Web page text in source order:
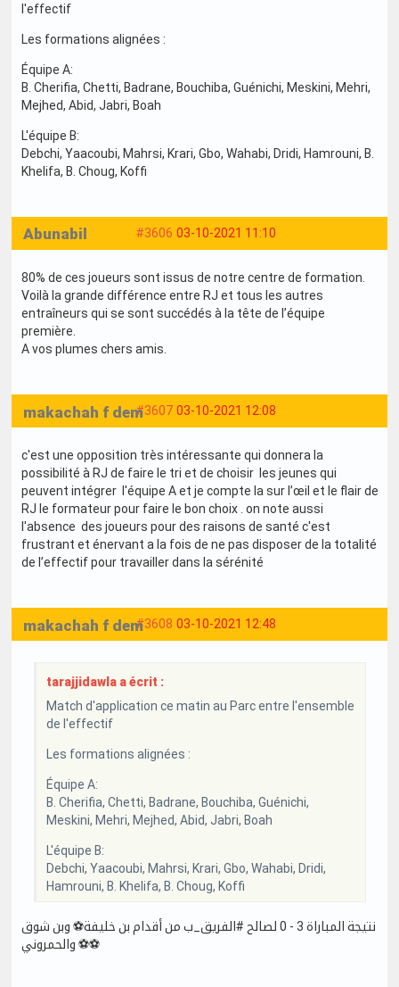
l'effectif
Les formations alignées :
Équipe A:
B. Cherifia, Chetti, Badrane, Bouchiba, Guénichi, Meskini, Mehri,
Mejhed, Abid, Jabri, Boah
L'équipe B:
Debchi, Yaacoubi, Mahrsi, Krari, Gbo, Wahabi, Dridi, Hamrouni, B.
Khelifa, B. Choug, Koffi
#3606 03-10-2021 11:10
Abunabil
80% de ces joueurs sont issus de notre centre de formation.
Voilà la grande différence entre RJ et tous les autres
entraîneurs qui se sont succédés à la tête de l’équipe
première.
A vos plumes chers amis.
#3607 03-10-2021 12:08
makachah f dem
c'est une opposition très intéressante qui donnera la
possibilité à RJ de faire le tri et de choisir les jeunes qui
peuvent intégrer l'équipe A et je compte la sur l’œil et le flair de
RJ le formateur pour faire le bon choix . on note aussi
l'absence des joueurs pour des raisons de santé c'est
frustrant et énervant a la fois de ne pas disposer de la totalité
de l’effectif pour travailler dans la sérénité
#3608 03-10-2021 12:48
makachah f dem
tarajjidawla a écrit :
Match d'application ce matin au Parc entre l'ensemble
de l'effectif
Les formations alignées :
Équipe A:
B. Cherifia, Chetti, Badrane, Bouchiba, Guénichi,
Meskini, Mehri, Mejhed, Abid, Jabri, Boah
L'équipe B:
Debchi, Yaacoubi, Mahrsi, Krari, Gbo, Wahabi, Dridi,
Hamrouni, B. Khelifa, B. Choug, Koffi
نتيجة المباراة 3 - 0 لصالح #الفريق_ب من أقدام بن خليفة⚽ وبن شوق
⚽ والحمروني⚽